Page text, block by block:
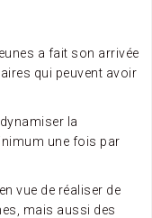
a fait son arrivée
qui peuvent avoir
la
une fois par
vue de réaliser de
mais aussi des